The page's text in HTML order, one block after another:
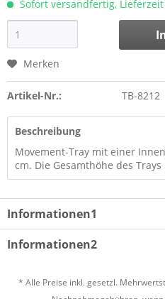
Sofort versandfertig, Lieferzeit
Merken
Artikel-Nr.: TB-8212
Beschreibung
Movement-Tray mit einer
cm. Die Gesamthöhe des
Informationen1
Informationen2
* Alle Preise inkl. gesetzl.